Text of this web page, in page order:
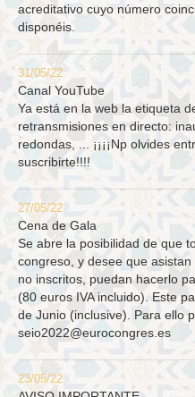
acreditativo cuyo número
disponéis.
31/05/22
Canal YouTube
Ya está en la web la etiqueta
retransmisiones en directo:
redondas, ... ¡¡¡¡Np olvides
suscribirte!!!!
27/05/22
Cena de Gala
Se abre la posibilidad de que
congreso, y desee que
no inscritos, puedan hacerlo
(80 euros IVA incluido). Este
de Junio (inclusive). Para ello
seio2022@eurocongres.es
23/05/22